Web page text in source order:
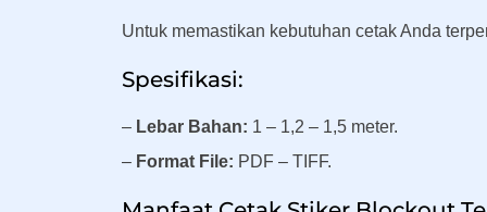
Untuk memastikan kebutuhan cetak Anda
Spesifikasi:
– Lebar Bahan: 1 – 1,2 – 1,5 meter.
– Format File: PDF – TIFF.